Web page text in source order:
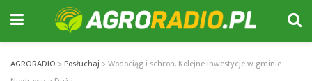
AGRORADIO >Posłuchaj >Wodociąg i schron. Kolejne inwestycje w gminie